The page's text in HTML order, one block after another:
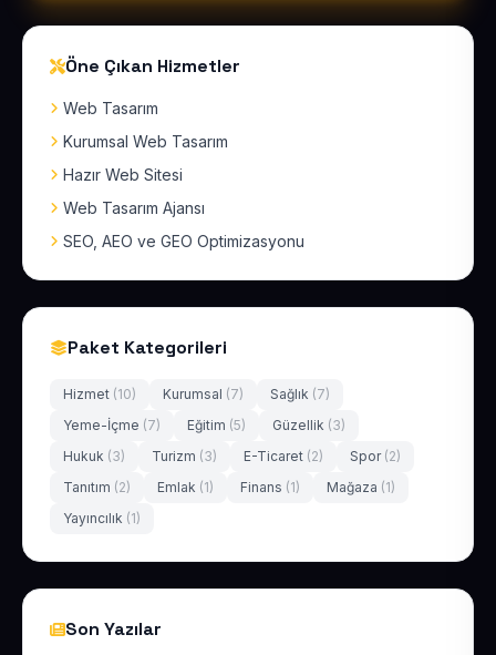
Öne Çıkan Hizmetler
Web Tasarım
Kurumsal Web Tasarım
Hazır Web Sitesi
Web Tasarım Ajansı
SEO, AEO ve GEO Optimizasyonu
Paket Kategorileri
Hizmet (10) Kurumsal (7) Sağlık (7)
Yeme-İçme (7) Eğitim (5) Güzellik (3)
Hukuk (3) Turizm (3) E-Ticaret (2) Spor (2)
Tanıtım (2) Emlak (1) Finans (1) Mağaza (1)
Yayıncılık (1)
Son Yazılar